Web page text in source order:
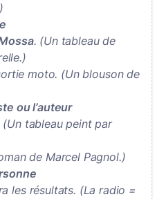
. (Un tableau de
moto. (Un blouson de
ou l’auteur
(Un tableau peint par
de Marcel Pagnol.)
les résultats. (La radio =